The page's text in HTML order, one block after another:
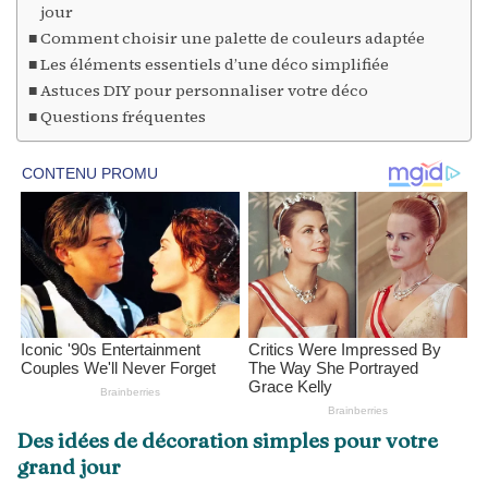
jour
Comment choisir une palette de couleurs adaptée
Les éléments essentiels d’une déco simplifiée
Astuces DIY pour personnaliser votre déco
Questions fréquentes
Des idées de décoration simples pour votre
grand jour